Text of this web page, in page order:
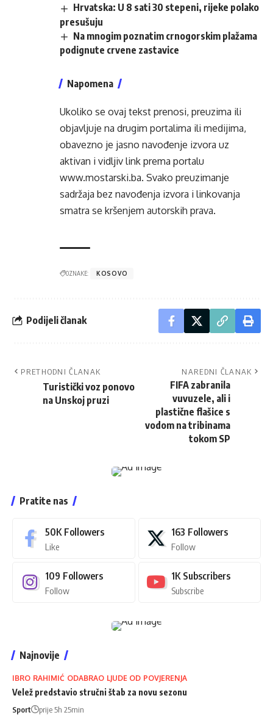
Hrvatska: U 8 sati 30 stepeni, rijeke polako
presušuju
Na mnogim poznatim crnogorskim plažama
podignute crvene zastavice
Napomena
Ukoliko se ovaj tekst prenosi, preuzima ili
objavljuje na drugim portalima ili medijima,
obavezno je jasno navođenje izvora uz
aktivan i vidljiv link prema portalu
www.mostarski.ba. Svako preuzimanje
sadržaja bez navođenja izvora i linkovanja
smatra se kršenjem autorskih prava.
OZNAKE: KOSOVO
Podijeli članak
PRETHODNI ČLANAK
Turistički voz ponovo
na Unskoj pruzi
NAREDNI ČLANAK
FIFA zabranila
vuvuzele, ali i
plastične flašice s
vodom na tribinama
tokom SP
Pratite nas
50K Followers
Like
163 Followers
Follow
109 Followers
Follow
1K Subscribers
Subscribe
Najnovije
IBRO RAHIMIĆ ODABRAO LJUDE OD POVJERENJA
Velež predstavio stručni štab za novu sezonu
Sport prije 5h 25min